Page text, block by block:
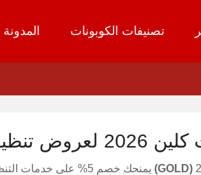
تصنيفات الكوبونات المدونة
في السعودية
(GOLD) يمنحك خصم 5% على خدمات التنظيف باحتراف، ويساعدك على طلب الخدمة بسعر أوفر بسهولة